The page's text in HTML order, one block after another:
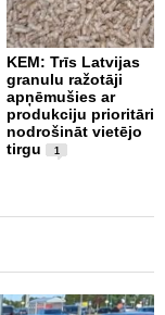
KEM: Trīs Latvijas
granulu ražotāji
apņēmušies ar
produkciju prioritāri
nodrošināt vietējo
tirgu
1